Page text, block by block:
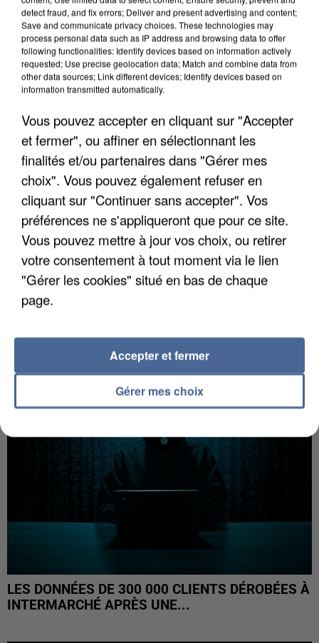
UN SECOND CADRE DE LA DZ MAFIA
INTERPELLÉ EN ALGÉRIE
LES DONNÉES DE 300 000 CLIENTS DÉROBÉES À
INTERMARCHÉ APRÈS UNE...
detect fraud, and fix errors; Deliver and present advertising and content;
Save and communicate privacy choices. These technologies may
process personal data such as IP address and browsing data to offer
following functionalities: Identify devices based on information actively
requested; Use precise geolocation data; Match and combine data from
other data sources; Link different devices; Identify devices based on
information transmitted automatically.
Vous pouvez accepter en cliquant sur "Accepter
et fermer", ou affiner en sélectionnant les
finalités et/ou partenaires dans "Gérer mes
choix". Vous pouvez également refuser en
cliquant sur "Continuer sans accepter". Vos
préférences ne s'appliqueront que pour ce site.
Vous pouvez mettre à jour vos choix, ou retirer
votre consentement à tout moment via le lien
"Gérer les cookies" situé en bas de chaque
page.
Gérer mes choix
Accepter et fermer